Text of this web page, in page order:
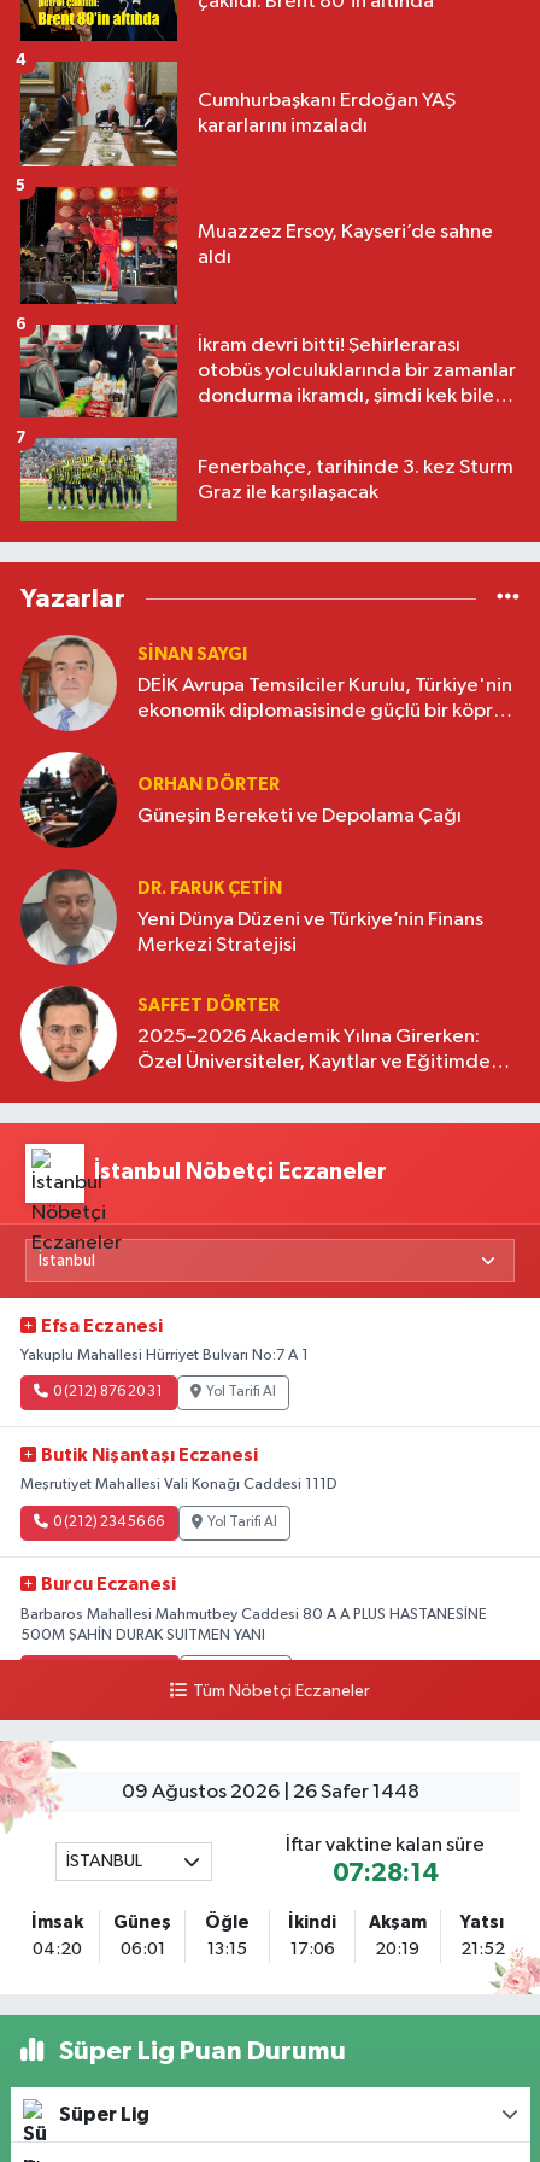
Cumhurbaşkanı Erdoğan YAŞ
kararlarını imzaladı
4
Muazzez Ersoy, Kayseri’de sahne
aldı
5
İkram devri bitti! Şehirlerarası
otobüs yolculuklarında bir zamanlar
dondurma ikramdı, şimdi kek bile
6
Fenerbahçe, tarihinde 3. kez Sturm
Graz ile karşılaşacak
7
Yazarlar
SINAN SAYGI
DEİK Avrupa Temsilciler Kurulu, Türkiye'nin
ekonomik diplomasisinde güçlü bir köprü
ORHAN DÖRTER
Güneşin Bereketi ve Depolama Çağı
DR. FARUK ÇETİN
Yeni Dünya Düzeni ve Türkiye’nin Finans
Merkezi Stratejisi
SAFFET DÖRTER
2025–2026 Akademik Yılına Girerken:
Özel Üniversiteler, Kayıtlar ve Eğitimde
İstanbul Nöbetçi Eczaneler
Efsa Eczanesi
Yakuplu Mahallesi Hürriyet Bulvarı No:7 A 1
0 (212) 876 20 31 Yol Tarifi Al
Butik Nişantaşı Eczanesi
Meşrutiyet Mahallesi Vali Konağı Caddesi 111D
0 (212) 234 56 66 Yol Tarifi Al
Burcu Eczanesi
Barbaros Mahallesi Mahmutbey Caddesi 80 A A PLUS HASTANESİNE
500M ŞAHİN DURAK SUITMEN YANI
Akşemsettin Mahallesi Akdeniz Caddesi No:12 A 41.01948179055185,
28.946705949073934
Tersane İstanbul Eczanesi
Camiikebir Mahallesi Taşkızak Tersanesi Caddesi 6 6B Tersane İstanbul
içerisi ama yol üzerinde
Fetih Mahallesi Hicazkar (Örnek Mah) Sokak Bağkur Sitesi No:10 1A
Tüm Nöbetçi Eczaneler
09 Ağustos 2026 | 26 Safer 1448
İSTANBUL
İftar vaktine kalan süre
07:28:14
İmsak
04:20
Güneş
06:01
Öğle
13:15
İkindi
17:06
Akşam
20:19
Yatsı
21:52
Süper Lig Puan Durumu
Süper Lig